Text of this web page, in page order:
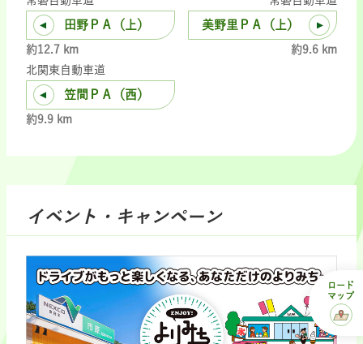
田野ＰＡ（上）
約12.7 km
北関東自動車道
笠間ＰＡ（西）
約9.9 km
美野里ＰＡ（上）
約9.6 km
イベント・キャンペーン
ロード
マップ